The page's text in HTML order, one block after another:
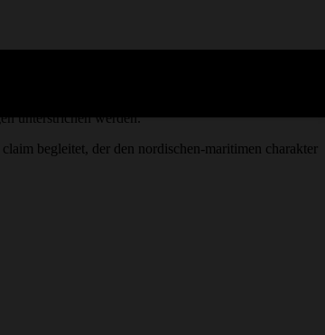
unterstrichen werden.
begleitet, der den nordischen-maritimen charakter